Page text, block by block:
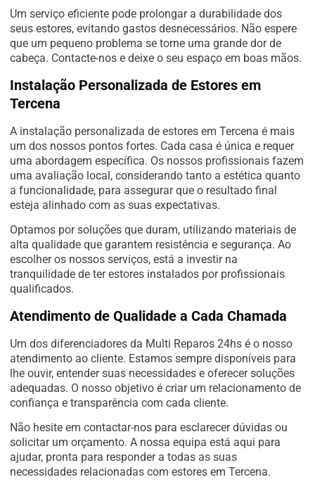
Um serviço eficiente pode prolongar a durabilidade dos
seus estores, evitando gastos desnecessários. Não espere
que um pequeno problema se torne uma grande dor de
cabeça. Contacte-nos e deixe o seu espaço em boas mãos.
Instalação Personalizada de Estores em
Tercena
A instalação personalizada de estores em Tercena é mais
um dos nossos pontos fortes. Cada casa é única e requer
uma abordagem específica. Os nossos profissionais fazem
uma avaliação local, considerando tanto a estética quanto
a funcionalidade, para assegurar que o resultado final
esteja alinhado com as suas expectativas.
Optamos por soluções que duram, utilizando materiais de
alta qualidade que garantem resistência e segurança. Ao
escolher os nossos serviços, está a investir na
tranquilidade de ter estores instalados por profissionais
qualificados.
Atendimento de Qualidade a Cada Chamada
Um dos diferenciadores da Multi Reparos 24hs é o nosso
atendimento ao cliente. Estamos sempre disponíveis para
lhe ouvir, entender suas necessidades e oferecer soluções
adequadas. O nosso objetivo é criar um relacionamento de
confiança e transparência com cada cliente.
Não hesite em contactar-nos para esclarecer dúvidas ou
solicitar um orçamento. A nossa equipa está aqui para
ajudar, pronta para responder a todas as suas
necessidades relacionadas com estores em Tercena.